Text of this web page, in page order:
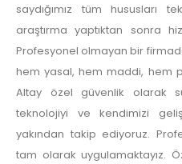
saydığımız tüm hususları
araştırma yaptıktan sonra
Profesyonel olmayan bir
hem yasal, hem maddi, hem
Altay özel güvenlik olarak
teknolojiyi ve kendimizi
yakından takip ediyoruz.
tam olarak uygulamaktayız.